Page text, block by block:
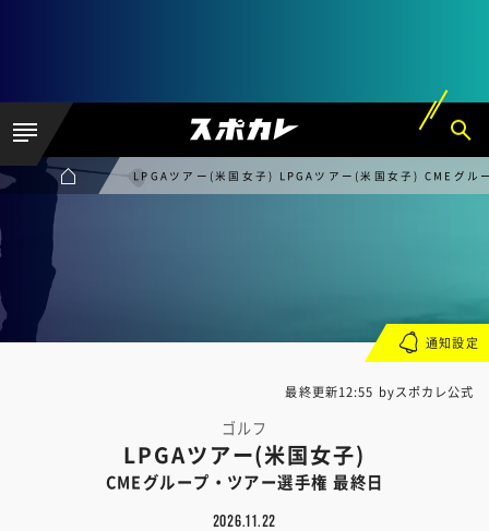
LPGAツアー(米国女子) LPGAツアー(米国女子) CMEグル
最終更新12:55 byスポカレ公式
ゴルフ
LPGAツアー(米国女子)
CMEグループ・ツアー選手権 最終日
2026.11.22
通知設定